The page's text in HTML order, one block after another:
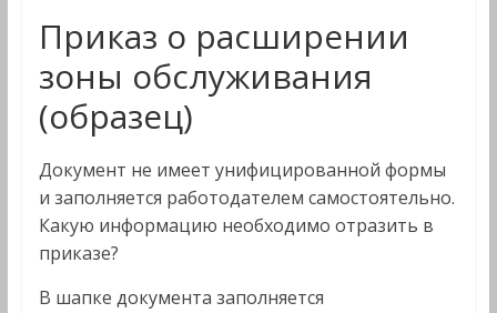
Приказ о расширении
зоны обслуживания
(образец)
Документ не имеет унифицированной формы
и заполняется работодателем самостоятельно.
Какую информацию необходимо отразить в
приказе?
В шапке документа заполняется